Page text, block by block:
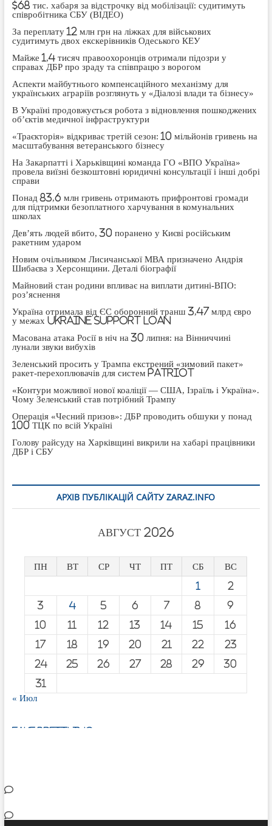
$68 тис. хабаря за відстрочку від мобілізації: судитимуть
співробітника СБУ (ВІДЕО)
За переплату 12 млн грн на ліжках для військових
судитимуть двох екскерівників Одеського КЕУ
Майже 1,4 тисяч правоохоронців отримали підозри у
справах ДБР про зраду та співпрацю з ворогом
Аспекти майбутнього компенсаційного механізму для
українських аграріїв розглянуть у «Діалозі влади та бізнесу»
В Україні продовжується робота з відновлення пошкоджених
об’єктів медичної інфраструктури
«Траєкторія» відкриває третій сезон: 10 мільйонів гривень на
масштабування ветеранського бізнесу
На Закарпатті і Харьківщині команда ГО «ВПО Україна»
провела виїзні безкоштовні юридичні консультації і інші добрі
справи
Понад 83,6 млн гривень отримають прифронтові громади
для підтримки безоплатного харчування в комунальних
школах
Дев’ять людей вбито, 30 поранено у Києві російським
ракетним ударом
Новим очільником Лисичанської МВА призначено Андрія
Шибаєва з Херсонщини. Деталі біографії
Майновий стан родини впливає на виплати дитині-ВПО:
роз’яснення
Україна отримала від ЄС оборонний транш 3,47 млрд євро
у межах Ukraine Support Loan
Масована атака Росії в ніч на 30 липня: на Вінниччині
лунали звуки вибухів
Зеленський просить у Трампа екстрений «зимовий пакет»
ракет-перехоплювачів для систем Patriot
«Контури можливої нової коаліції — США, Ізраїль і Україна».
Чому Зеленський став потрібний Трампу
Операція «Чесний призов»: ДБР проводить обшуки у понад
100 ТЦК по всій Україні
Голову райсуду на Харківщині викрили на хабарі працівники
ДБР і СБУ
АРХІВ ПУБЛІКАЦІЙ САЙТУ ZARAZ.INFO
АВГУСТ 2026
ПН ВТ СР ЧТ ПТ СБ ВС
1 2
3 4 5 6 7 8 9
10 11 12 13 14 15 16
17 18 19 20 21 22 23
24 25 26 27 28 29 30
31
« Июл